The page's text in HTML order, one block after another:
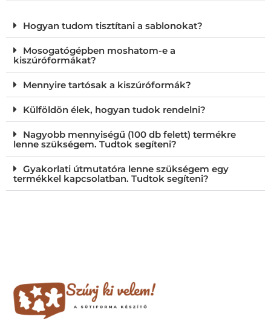
Hogyan tudom tisztítani a sablonokat?
Mosogatógépben moshatom-e a
kiszúróformákat?
Mennyire tartósak a kiszúróformák?
Külföldön élek, hogyan tudok rendelni?
Nagyobb mennyiségű (100 db felett) termékre
lenne szükségem. Tudtok segíteni?
Gyakorlati útmutatóra lenne szükségem egy
termékkel kapcsolatban. Tudtok segíteni?